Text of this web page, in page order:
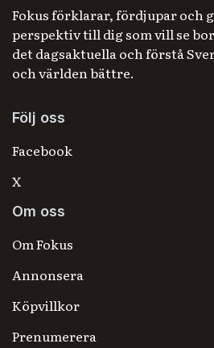
Fokus förklarar, fördjupar och
perspektiv till dig som vill se
det dagsaktuella och förstå
och världen bättre.
Följ oss
Facebook
X
Om oss
Om Fokus
Annonsera
Köpvillkor
Prenumerera